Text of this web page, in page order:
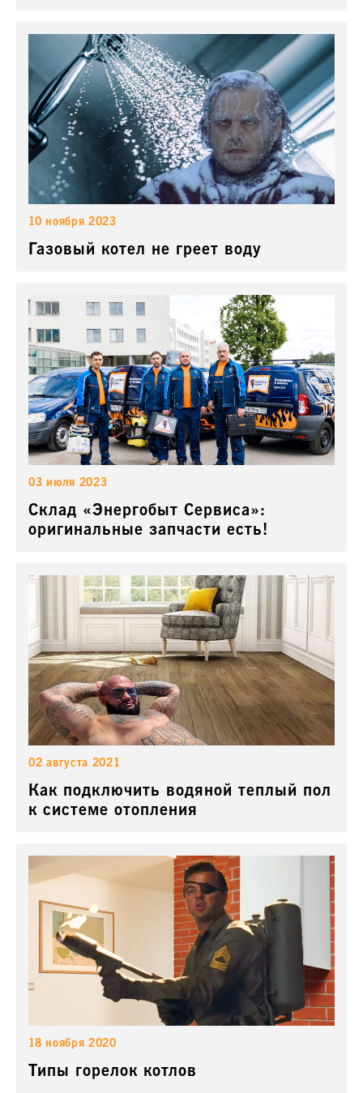
10 ноября 2023
Газовый котел не греет воду
03 июля 2023
Склад «Энергобыт Сервиса»:
оригинальные запчасти есть!
02 августа 2021
Как подключить водяной теплый пол
к системе отопления
18 ноября 2020
Типы горелок котлов